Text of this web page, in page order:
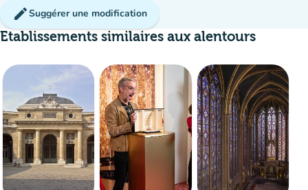
editSuggérer une modification
Etablissements similaires aux alentours